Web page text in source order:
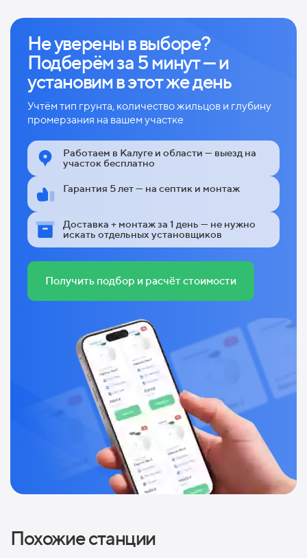
Не уверены в выборе?
Подберём за 5 минут — и
установим в этот же день
Учтём тип грунта, количество жильцов и глубину
промерзания на вашем участке
Работаем в Калуге и области — выезд на
участок бесплатно
Гарантия 5 лет — на септик и монтаж
Доставка + монтаж за 1 день — не нужно
искать отдельных установщиков
Получить подбор и расчёт стоимости
Похожие станции